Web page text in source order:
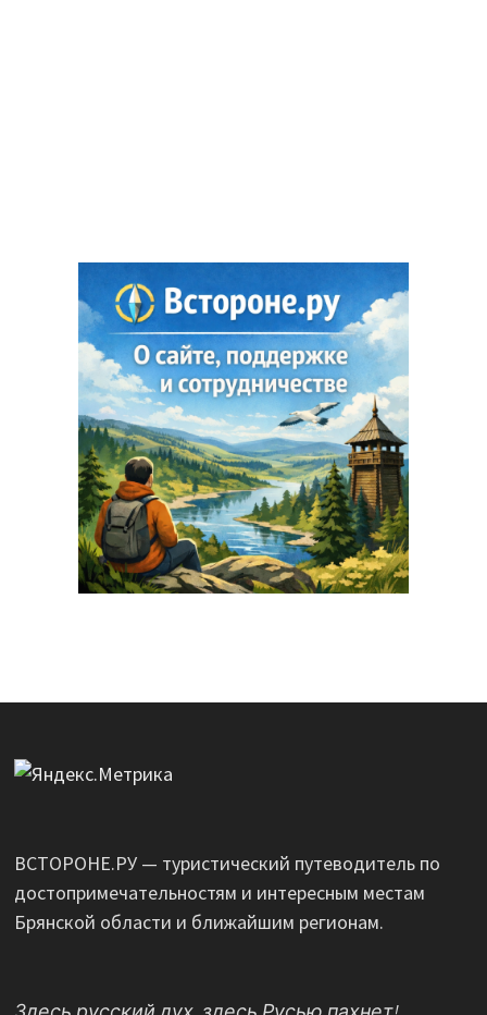
ВСТОРОНЕ.РУ — туристический путеводитель по
достопримечательностям и интересным местам
Брянской области и ближайшим регионам.